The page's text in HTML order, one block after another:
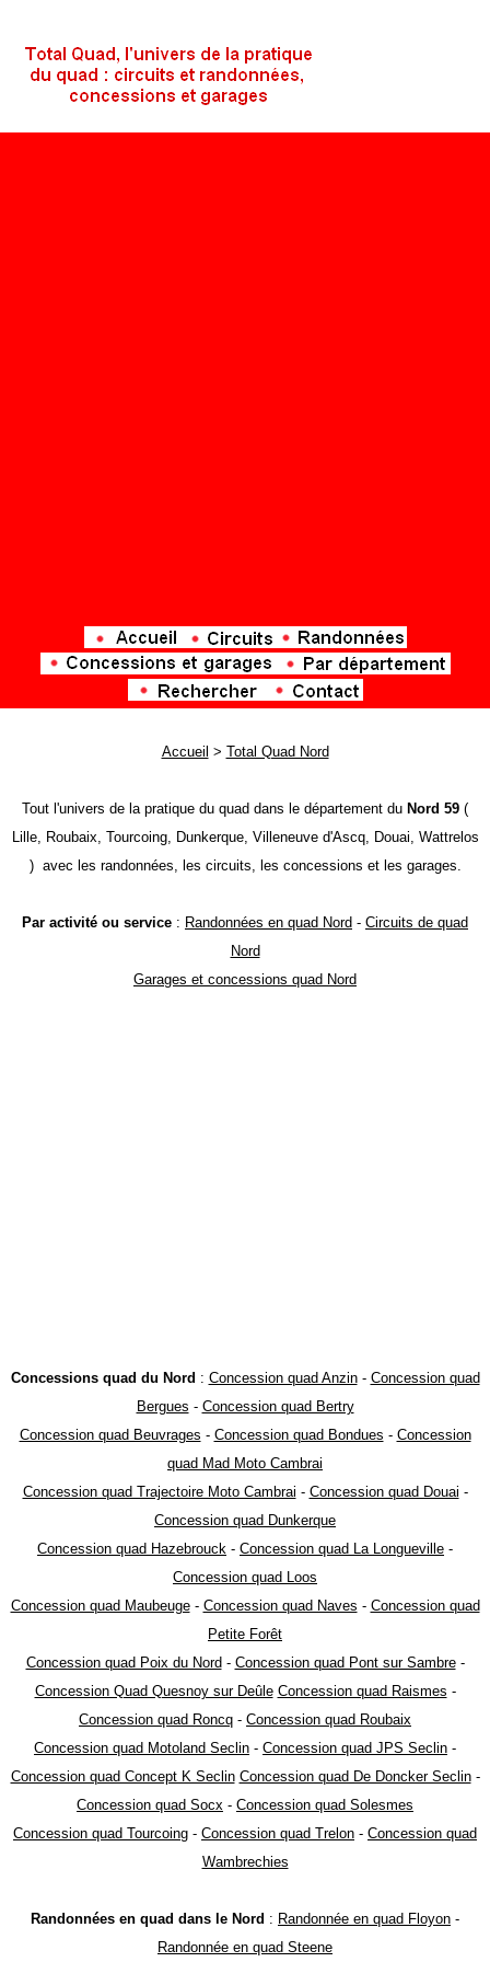
Accueil > Total Quad Nord
Tout l'univers de la pratique du quad dans le département du Nord 59 (
Lille, Roubaix, Tourcoing, Dunkerque, Villeneuve d'Ascq, Douai, Wattrelos
) avec les randonnées, les circuits, les concessions et les garages.
Par activité ou service : Randonnées en quad Nord - Circuits de quad
Nord
Garages et concessions quad Nord
Concessions quad du Nord : Concession quad Anzin- Concession quad
Bergues - Concession quad Bertry
Concession quad Beuvrages - Concession quad Bondues - Concession
quad Mad Moto Cambrai
Concession quad Trajectoire Moto Cambrai - Concession quad Douai -
Concession quad Dunkerque
Concession quad Hazebrouck - Concession quad La Longueville -
Concession quad Loos
Concession quad Maubeuge- Concession quad Naves - Concession quad
Petite Forêt
Concession quad Poix du Nord - Concession quad Pont sur Sambre-
Concession Quad Quesnoy sur Deûle Concession quad Raismes -
Concession quad Roncq - Concession quad Roubaix
Concession quad Motoland Seclin - Concession quad JPS Seclin -
Concession quad Concept K Seclin Concession quad De Doncker Seclin-
Concession quad Socx - Concession quad Solesmes
Concession quad Tourcoing - Concession quad Trelon - Concession quad
Wambrechies
Randonnées en quad dans le Nord : Randonnée en quad Floyon -
Randonnée en quad Steene